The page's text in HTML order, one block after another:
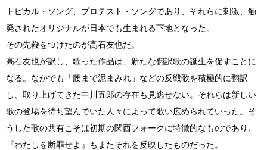
トピカル・ソング、プロテスト・ソングであり、それらに刺激、触
発されたオリジナルが日本でも生まれる下地となった。
その先鞭をつけたのが高石友也だ。
高石友也が訳し、歌った作品は、新たな翻訳歌の誕生を促すことに
なる。なかでも「腰まで泥まみれ」などの反戦歌を積極的に翻訳
し、取り上げてきた中川五郎の存在も見逃せない。それらは新しい
歌の登場を待ち望んでいた人々によって歌い広められていった。そ
うした歌の共有こそは初期の関西フォークに特徴的なものであり、
『わたしを断罪せよ』もまたそれを反映したものだった。